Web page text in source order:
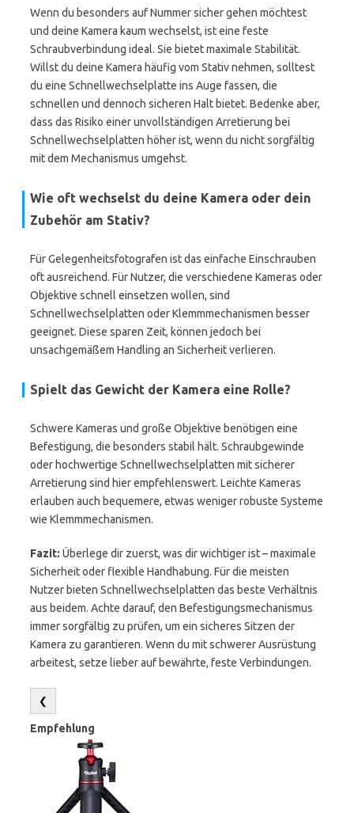
Wenn du besonders auf Nummer sicher gehen möchtest
und deine Kamera kaum wechselst, ist eine feste
Schraubverbindung ideal. Sie bietet maximale Stabilität.
Willst du deine Kamera häufig vom Stativ nehmen, solltest
du eine Schnellwechselplatte ins Auge fassen, die
schnellen und dennoch sicheren Halt bietet. Bedenke aber,
dass das Risiko einer unvollständigen Arretierung bei
Schnellwechselplatten höher ist, wenn du nicht sorgfältig
mit dem Mechanismus umgehst.
Wie oft wechselst du deine Kamera oder dein
Zubehör am Stativ?
Für Gelegenheitsfotografen ist das einfache Einschrauben
oft ausreichend. Für Nutzer, die verschiedene Kameras oder
Objektive schnell einsetzen wollen, sind
Schnellwechselplatten oder Klemmmechanismen besser
geeignet. Diese sparen Zeit, können jedoch bei
unsachgemäßem Handling an Sicherheit verlieren.
Spielt das Gewicht der Kamera eine Rolle?
Schwere Kameras und große Objektive benötigen eine
Befestigung, die besonders stabil hält. Schraubgewinde
oder hochwertige Schnellwechselplatten mit sicherer
Arretierung sind hier empfehlenswert. Leichte Kameras
erlauben auch bequemere, etwas weniger robuste Systeme
wie Klemmmechanismen.
Fazit: Überlege dir zuerst, was dir wichtiger ist – maximale
Sicherheit oder flexible Handhabung. Für die meisten
Nutzer bieten Schnellwechselplatten das beste Verhältnis
aus beidem. Achte darauf, den Befestigungsmechanismus
immer sorgfältig zu prüfen, um ein sicheres Sitzen der
Kamera zu garantieren. Wenn du mit schwerer Ausrüstung
arbeitest, setze lieber auf bewährte, feste Verbindungen.
❮
Empfehlung